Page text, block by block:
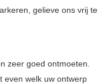
gelieve ons vrij te
zeer goed ontmoeten.
even welk uw ontwerp